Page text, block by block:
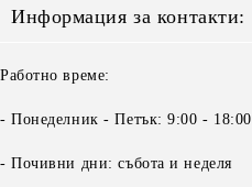
Информация за контакти:
Работно време:
- Понеделник - Петък: 9:00 - 18:00
- Почивни дни: събота и неделя